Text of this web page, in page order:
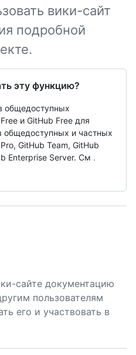
вики-сайт
подробной
эту функцию?
общедоступных
и GitHub Free для
общедоступных и частных
GitHub Team, GitHub
Enterprise Server. См .
сайте документацию
пользователям
его и участвовать в